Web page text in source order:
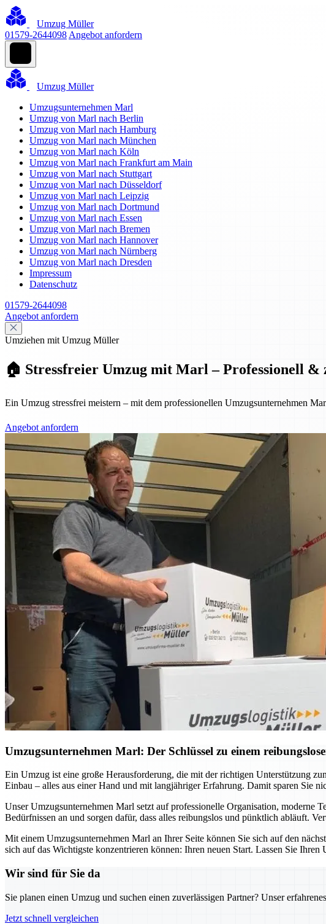
Umzug Müller
01579-2644098 Angebot anfordern
Umzug Müller
Umzugsunternehmen Marl
Umzug von Marl nach Berlin
Umzug von Marl nach Hamburg
Umzug von Marl nach München
Umzug von Marl nach Köln
Umzug von Marl nach Frankfurt am Main
Umzug von Marl nach Stuttgart
Umzug von Marl nach Düsseldorf
Umzug von Marl nach Leipzig
Umzug von Marl nach Dortmund
Umzug von Marl nach Essen
Umzug von Marl nach Bremen
Umzug von Marl nach Hannover
Umzug von Marl nach Nürnberg
Umzug von Marl nach Dresden
Impressum
Datenschutz
01579-2644098
Angebot anfordern
Umziehen mit Umzug Müller
🏠 Stressfreier Umzug mit Marl – Professionell &
Ein Umzug stressfrei meistern – mit dem professionellen Umzugsunternehmen
Angebot anfordern
Umzugsunternehmen Marl: Der Schlüssel zu einem
Ein Umzug ist eine große Herausforderung, die mit der richtigen Unterstützung
Einbau – alles aus einer Hand und mit langjähriger Erfahrung. Damit sparen Sie
Unser Umzugsunternehmen Marl setzt auf professionelle Organisation, moderne
Bedürfnissen an und sorgen dafür, dass alles reibungslos und pünktlich abläuft.
Mit einem Umzugsunternehmen Marl an Ihrer Seite können Sie sich auf den
sich auf das Wichtigste konzentrieren können: Ihren neuen Start. Lassen Sie
Wir sind für Sie da
Sie planen einen Umzug und suchen einen zuverlässigen Partner? Unser
Jetzt schnell vergleichen